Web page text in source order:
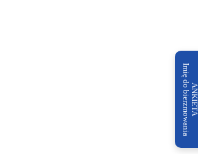
Imię do bierzmowania